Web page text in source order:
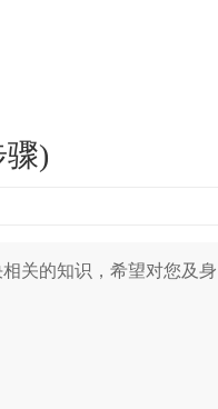
)
关的知识，希望对您及身